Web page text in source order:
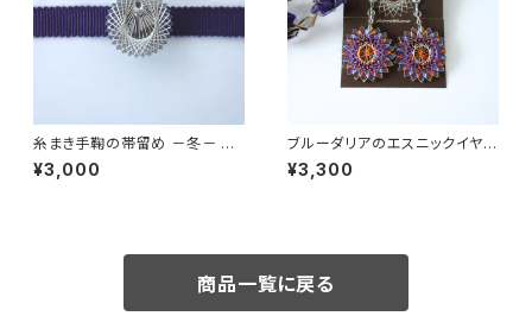
糸まき手鞠の帯留め －冬－ 寒
空
¥3,000
ブルーダリアのエスニックイヤリ
ング ピアス / イヤリング / ノン
ホールピアス
¥3,300
商品一覧に戻る